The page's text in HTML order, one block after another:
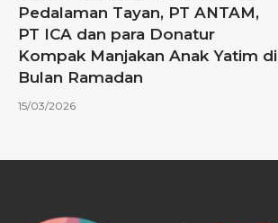
Pedalaman Tayan, PT ANTAM,
PT ICA dan para Donatur
Kompak Manjakan Anak Yatim di
Bulan Ramadan
15/03/2026